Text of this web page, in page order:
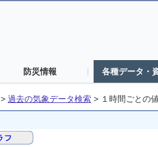
防災情報 各種データ・
> 過去の気象データ検索 > １時間ごとの